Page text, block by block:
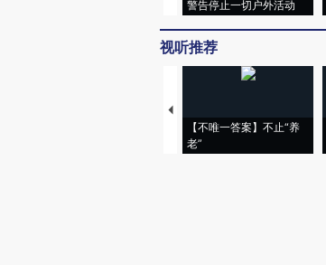
警告停止一切户外活动
视听推荐
【不唯一答案】不止“养
老”